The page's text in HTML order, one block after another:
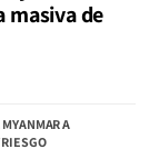
masiva de
A